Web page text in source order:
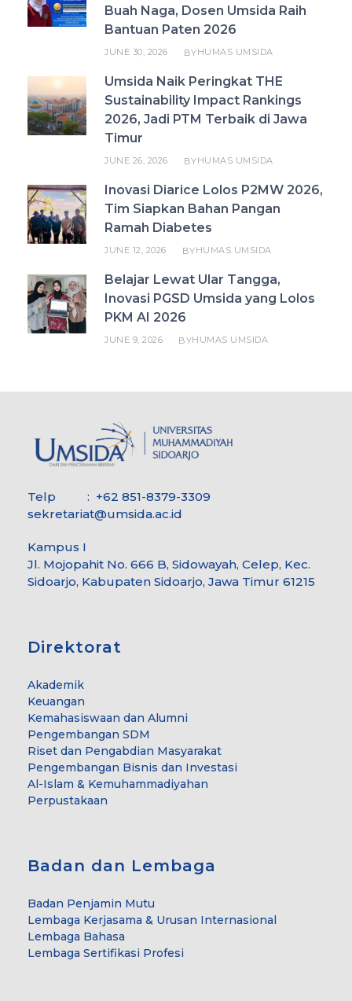
Buah Naga, Dosen Umsida Raih
Bantuan Paten 2026
JUNE 30, 2026 BYHUMAS UMSIDA
Umsida Naik Peringkat THE
Sustainability Impact Rankings
2026, Jadi PTM Terbaik di Jawa
Timur
JUNE 26, 2026 BYHUMAS UMSIDA
Inovasi Diarice Lolos P2MW 2026,
Tim Siapkan Bahan Pangan
Ramah Diabetes
JUNE 12, 2026 BYHUMAS UMSIDA
Belajar Lewat Ular Tangga,
Inovasi PGSD Umsida yang Lolos
PKM AI 2026
JUNE 9, 2026 BYHUMAS UMSIDA
Telp : +62 851-8379-3309
sekretariat@umsida.ac.id
Kampus I
Jl. Mojopahit No. 666 B, Sidowayah, Celep, Kec.
Sidoarjo, Kabupaten Sidoarjo, Jawa Timur 61215
Direktorat
Akademik
Keuangan
Kemahasiswaan dan Alumni
Pengembangan SDM
Riset dan Pengabdian Masyarakat
Pengembangan Bisnis dan Investasi
Al-Islam & Kemuhammadiyahan
Perpustakaan
Badan dan Lembaga
Badan Penjamin Mutu
Lembaga Kerjasama & Urusan Internasional
Lembaga Bahasa
Lembaga Sertifikasi Profesi